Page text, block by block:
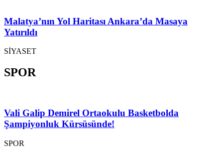
Malatya’nın Yol Haritası Ankara’da Masaya
Yatırıldı
SİYASET
SPOR
Vali Galip Demirel Ortaokulu Basketbolda
Şampiyonluk Kürsüsünde!
SPOR